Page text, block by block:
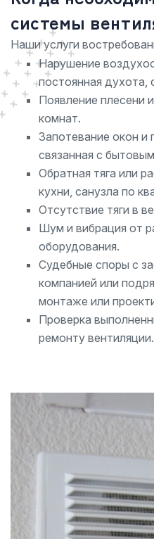
системы
Наши услуги
Нарушение
постоянная духота,
Появление плесени
комнат.
Запотевание окон и
связанная с
Обратная тяга или
кухни, санузла по
Отсутствие тяги в
Шум и вибрация от
оборудования.
Судебные споры с
компанией или
монтаже или
Проверка
ремонту вентиляции.